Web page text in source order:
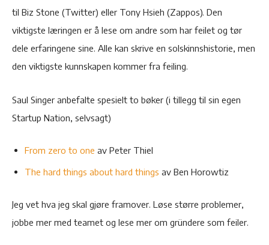
til Biz Stone (Twitter) eller Tony Hsieh (Zappos). Den
viktigste læringen er å lese om andre som har feilet og tør
dele erfaringene sine. Alle kan skrive en solskinnshistorie, men
den viktigste kunnskapen kommer fra feiling.
Saul Singer anbefalte spesielt to bøker (i tillegg til sin egen
Startup Nation, selvsagt)
From zero to one av Peter Thiel
The hard things about hard things av Ben Horowtiz
Jeg vet hva jeg skal gjøre framover. Løse større problemer,
jobbe mer med teamet og lese mer om gründere som feiler.